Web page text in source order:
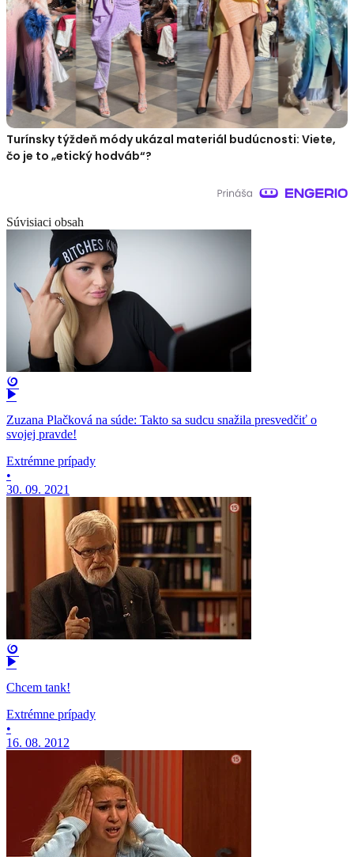
Turínsky týždeň módy ukázal materiál budúcnosti: Viete,
čo je to „etický hodváb“?
Súvisiaci obsah
Zuzana Plačková na súde: Takto sa sudcu snažila presvedčiť o
svojej pravde!
Extrémne prípady
•
30. 09. 2021
Chcem tank!
Extrémne prípady
•
16. 08. 2012